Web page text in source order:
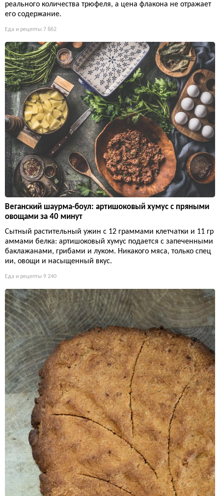
реального количества трюфеля, а цена флакона не отражает
его содержание.
Еда и рецепты 7 862
Веганский шаурма-боул: артишоковый хумус с пряными
овощами за 40 минут
Сытный растительный ужин с 12 граммами клетчатки и 11 гр
аммами белка: артишоковый хумус подается с запеченными
баклажанами, грибами и луком. Никакого мяса, только спец
ии, овощи и насыщенный вкус.
Еда и рецепты 9 240